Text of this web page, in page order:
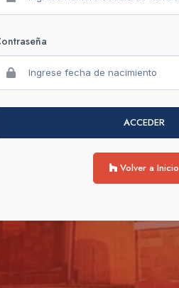
ACCEDER
Volver a Inicio